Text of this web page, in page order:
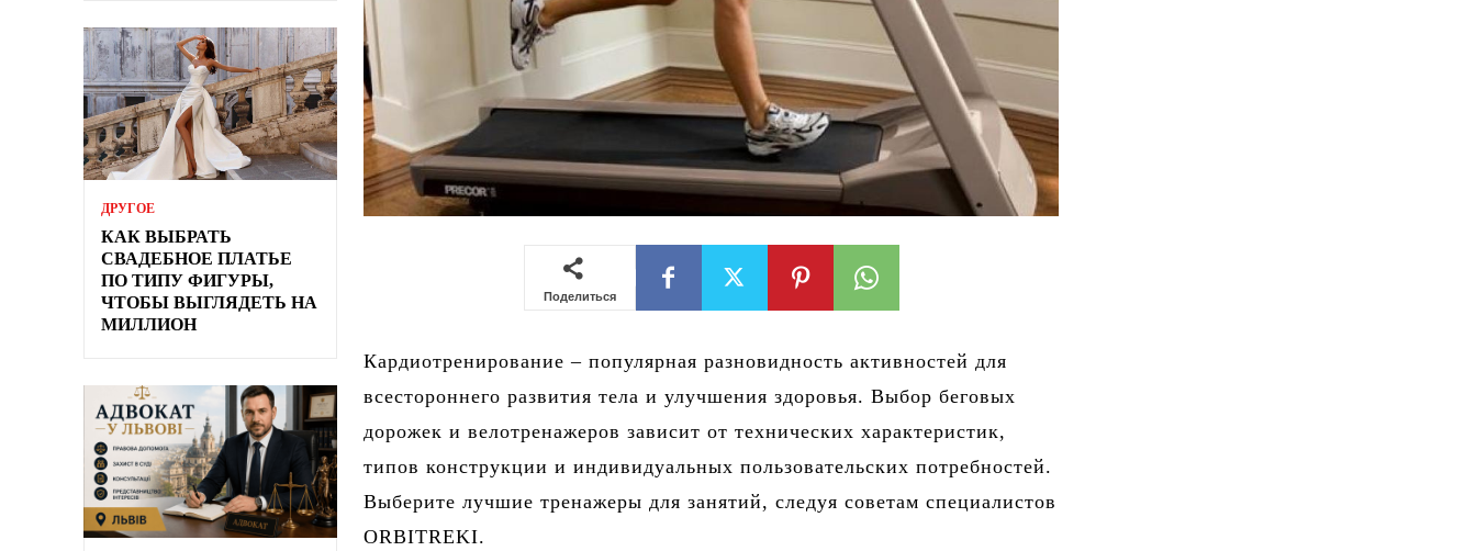
ДРУГОЕ
КАК ВЫБРАТЬ
СВАДЕБНОЕ ПЛАТЬЕ
ПО ТИПУ ФИГУРЫ,
ЧТОБЫ ВЫГЛЯДЕТЬ НА
МИЛЛИОН
Поделиться
Кардиотренирование – популярная разновидность активностей для
всестороннего развития тела и улучшения здоровья. Выбор беговых
дорожек и велотренажеров зависит от технических характеристик,
типов конструкции и индивидуальных пользовательских потребностей.
Выберите лучшие тренажеры для занятий, следуя советам специалистов
ORBITREKI.